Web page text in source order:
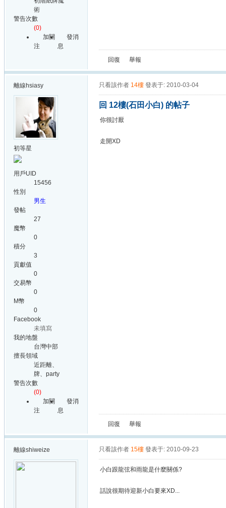
術
警告次數
(0)
加關
注
發消
息
回復
舉報
離線 hsiasy
初等星
用戶UID
15456
性別
男生
發帖
27
魔幣
0
積分
3
貢獻值
0
交易幣
0
M幣
0
Facebook
未填寫
我的地盤
台灣中部
擅長領域
近距離、
牌、party
警告次數
(0)
加關
注
發消
息
只看該作者 14樓 發表于: 2010-03-04
回 12樓(石田小白) 的帖子
你很討厭
走開XD
回復 舉報
離線shiweize 只看該作者 15樓 發表于: 2010-09-23
小白跟龍弦和雨龍是什麼關係?
話說很期待迎新小白要來XD...